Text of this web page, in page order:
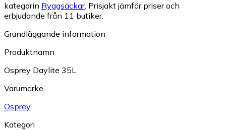
kategorin Ryggsäckar. Prisjakt jämför priser och
erbjudande från 11 butiker.
Grundläggande information
Produktnamn
Osprey Daylite 35L
Varumärke
Osprey
Kategori